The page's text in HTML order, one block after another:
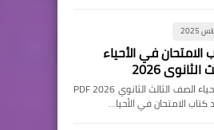
في الأحياء
2026
📘 تحميل كتاب الامتحان في الأحياء الصف الثالث الثانوي 2026 PDF
الامتحان في الأحيا…